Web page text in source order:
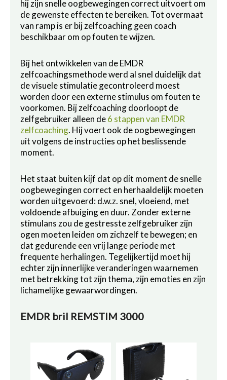
hij zijn snelle oogbewegingen correct uitvoert om
de gewenste effecten te bereiken. Tot overmaat
van ramp is er bij zelfcoaching geen coach
beschikbaar om op fouten te wijzen.
Bij het ontwikkelen van de EMDR
zelfcoachingsmethode werd al snel duidelijk dat
de visuele stimulatie gecontroleerd moest
worden door een externe stimulus om fouten te
voorkomen. Bij zelfcoaching doorloopt de
zelfgebruiker alleen de6 stappen van EMDR
zelfcoaching. Hij voert ook de oogbewegingen
uit volgens de instructies op het beslissende
moment.
Het staat buiten kijf dat op dit moment de snelle
oogbewegingen correct en herhaaldelijk moeten
worden uitgevoerd: d.w.z. snel, vloeiend, met
voldoende afbuiging en duur. Zonder externe
stimulans zou de gestresste zelfgebruiker zijn
ogen moeten leiden om zichzelf te bewegen; en
dat gedurende een vrij lange periode met
frequente herhalingen. Tegelijkertijd moet hij
echter zijn innerlijke veranderingen waarnemen
met betrekking tot zijn thema, zijn emoties en zijn
lichamelijke gewaarwordingen.
EMDR bril REMSTIM 3000